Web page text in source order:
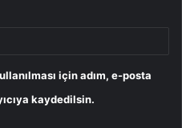
için adım, e-posta
kaydedilsin.